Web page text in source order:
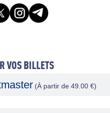
VOS BILLETS
(À partir de 49.00 €)